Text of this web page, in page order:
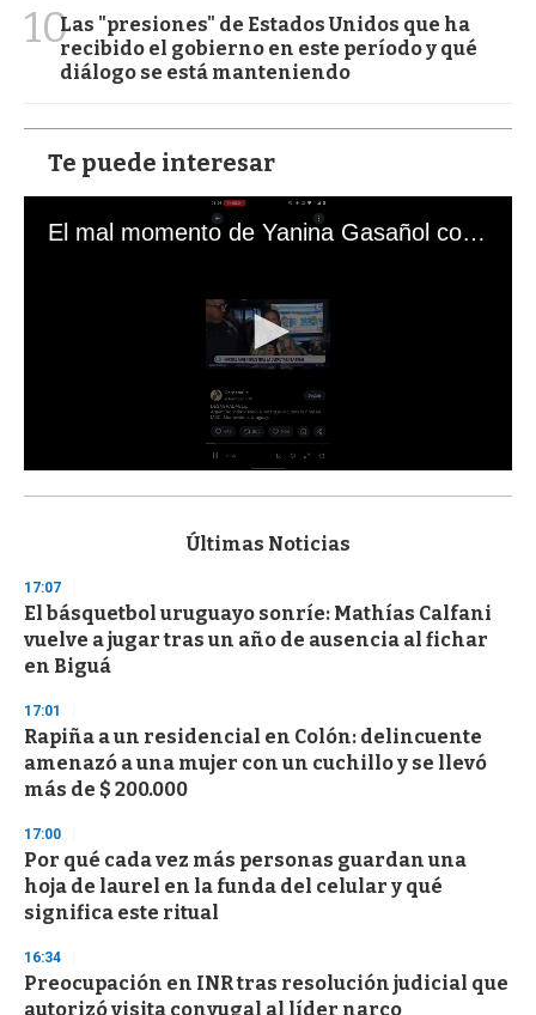
10Las "presiones" de Estados Unidos que ha
recibido el gobierno en este período y qué
diálogo se está manteniendo
Te puede interesar
El mal momento de Yanina Gasañol con un hincha argentino en "Subrayado"
s
d
s
o
f
3
s
e
c
o
n
Últimas Noticias
17:07
El básquetbol uruguayo sonríe: Mathías Calfani
vuelve a jugar tras un año de ausencia al fichar
en Biguá
17:01
Rapiña a un residencial en Colón: delincuente
amenazó a una mujer con un cuchillo y se llevó
más de $ 200.000
17:00
Por qué cada vez más personas guardan una
hoja de laurel en la funda del celular y qué
significa este ritual
16:34
Preocupación en INR tras resolución judicial que
autorizó visita conyugal al líder narco